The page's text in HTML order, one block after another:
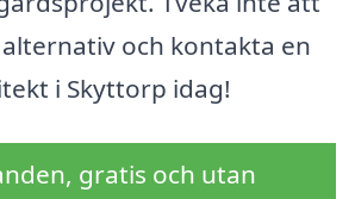
och kontakta en
i Skyttorp idag!
gratis och utan